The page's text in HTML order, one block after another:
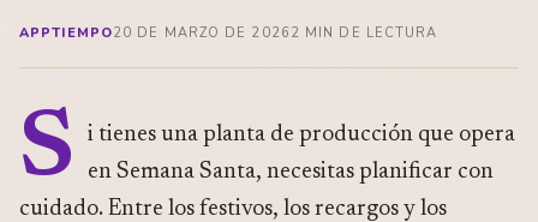
APPTIEMPO20 DE MARZO DE 2026 2 MIN DE LECTURA
S
i tienes una planta de producción que opera
en Semana Santa, necesitas planificar con
cuidado. Entre los festivos, los recargos y los